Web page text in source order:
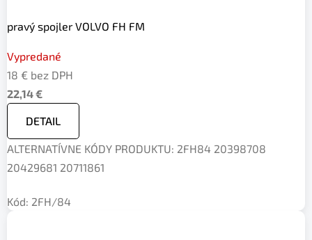
pravý spojler VOLVO FH FM
Vypredané
18 € bez DPH
22,14 €
DETAIL
ALTERNATÍVNE KÓDY PRODUKTU: 2FH84 20398708
20429681 20711861
Kód: 2FH/84